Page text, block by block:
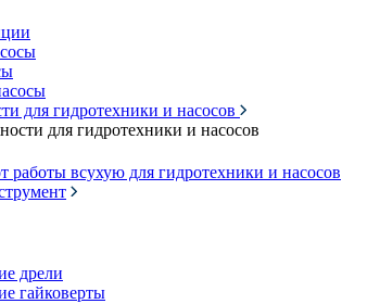
для гидротехники и насосов
для гидротехники и насосов
работы всухую для гидротехники и насосов
дрели
гайковерты